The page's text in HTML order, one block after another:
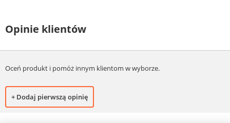
Opinie klientów
Oceń produkt i pomóż innym klientom w wyborze.
+ Dodaj pierwszą opinię